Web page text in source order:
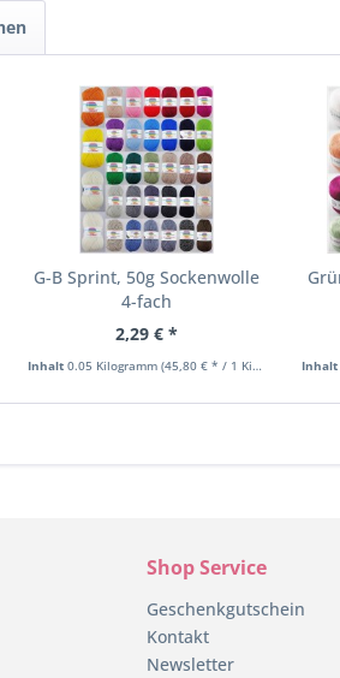
G-B Sprint, 50g Sockenwolle
4-fach
2,29 € *
Inhalt0.05 Kilogramm(45,80 € * / 1 Kilogramm) Inhalt
Shop Service
Geschenkgutschein
Kontakt
Newsletter